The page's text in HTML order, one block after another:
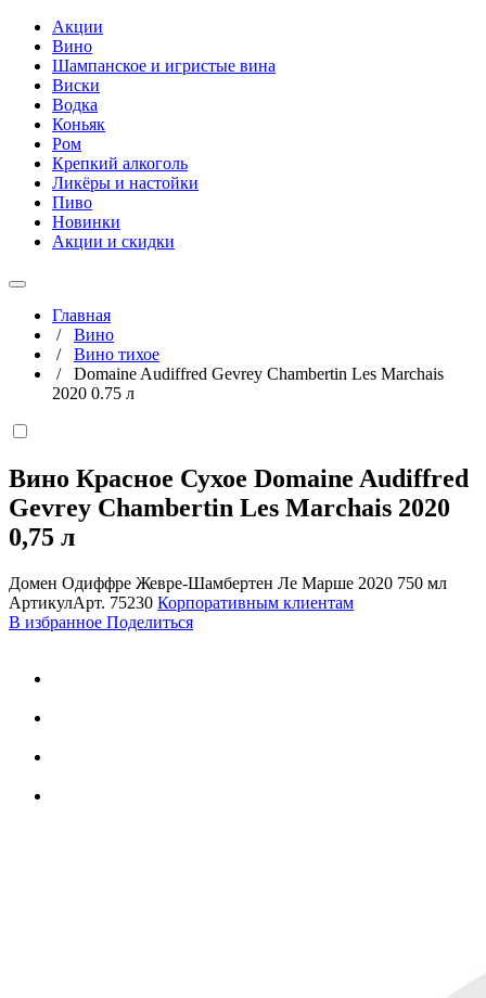
Акции
Вино
Шампанское и игристые вина
Виски
Водка
Коньяк
Ром
Крепкий алкоголь
Ликёры и настойки
Пиво
Новинки
Акции и скидки
Главная
/ Вино
/ Вино тихое
/ Domaine Audiffred Gevrey Chambertin Les Marchais
2020 0.75 л
Вино Красное Сухое Domaine Audiffred
Gevrey Chambertin Les Marchais 2020
0,75 л
Домен Одиффре Жевре-Шамбертен Ле Марше 2020 750 мл
АртикулАрт. 75230 Корпоративным клиентам
В избранное Поделиться